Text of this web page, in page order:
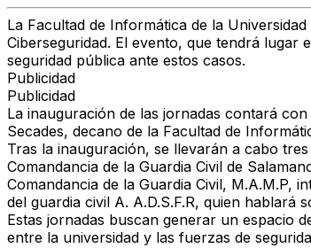
La Facultad de Informática de la
Ciberseguridad. El evento, que tendrá lugar
seguridad pública ante estos casos.
Publicidad
Publicidad
La inauguración de las jornadas contará
Secades, decano de la Facultad de
Tras la inauguración, se llevarán a cabo
Comandancia de la Guardia Civil de
Comandancia de la Guardia Civil, M.A.M.P,
del guardia civil A. A.D.S.F.R, quien hablará
Estas jornadas buscan generar un espacio
entre la universidad y las fuerzas de